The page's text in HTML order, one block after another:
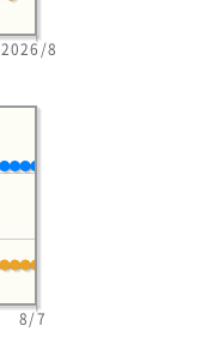
2026/8
8/7